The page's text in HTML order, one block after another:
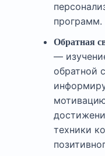
программ.
Обратная
—
обратной
техники